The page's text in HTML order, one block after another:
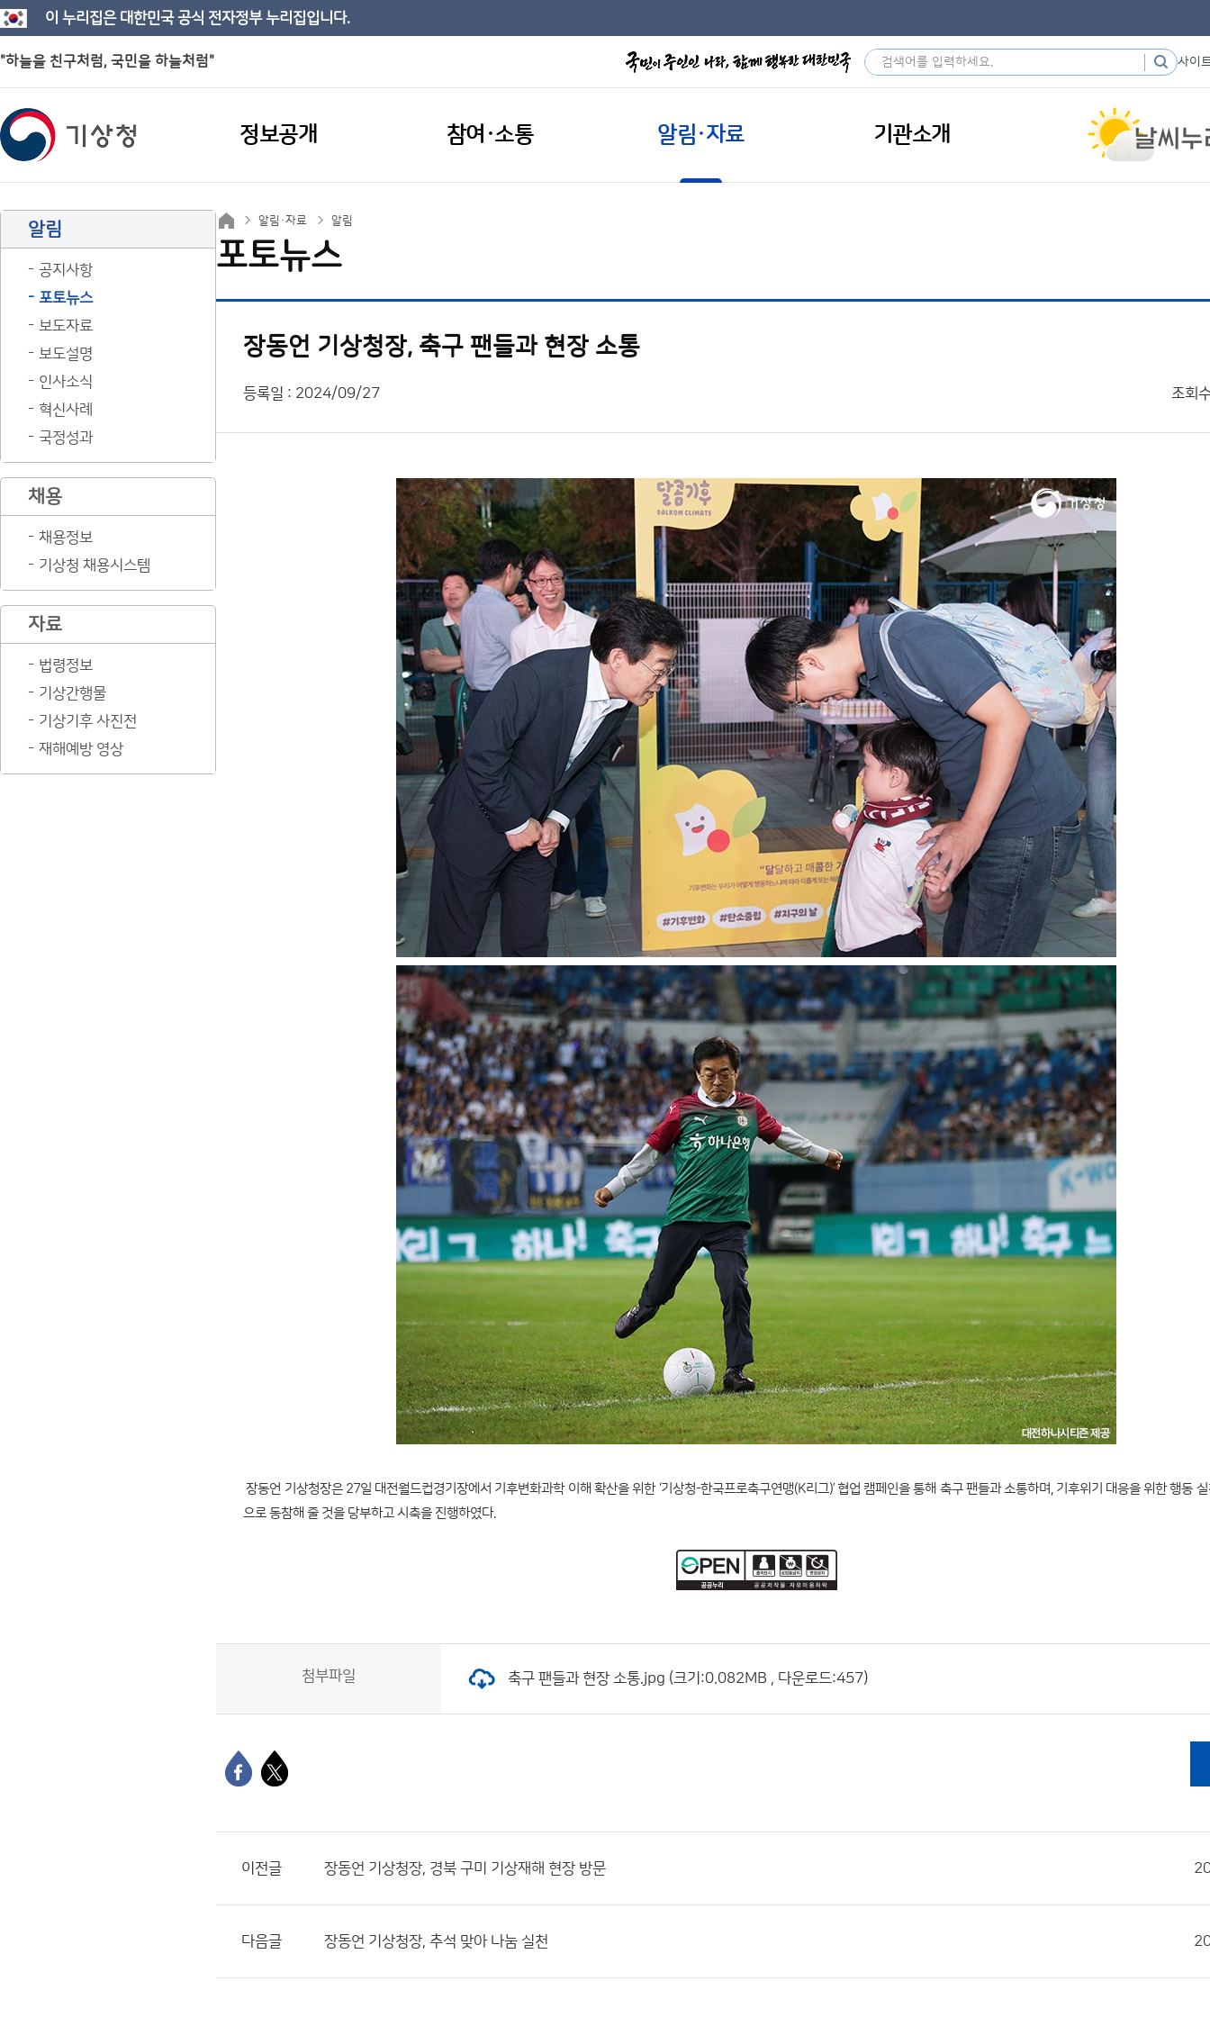
이 누리집은 대한민국 공식 전자정부 누리집입니다.
"하늘을 친구처럼, 국민을 하늘처럼" 사이
정보공개 참여·소통 알림·자료 기관소개
알림
공지사항
포토뉴스
보도자료
보도설명
인사소식
혁신사례
국정성과
채용
채용정보
기상청 채용시스템
자료
법령정보
기상간행물
기상기후 사진전
재해예방 영상
알림·자료 알림
포토뉴스
장동언 기상청장, 축구 팬들과 현장 소통
등록일 : 2024/09/27 조회
장동언 기상청장은 27일 대전월드컵경기장에서 기후변화과학 이해 확산을 위한 ‘기상청-한국프로축구연맹(K리그)’ 협업 캠페인을 통해 축구 팬들과 소통하며, 기후위기 대응을 위한 행동
으로 동참해 줄 것을 당부하고 시축을 진행하였다.
첨부파일 축구 팬들과 현장 소통.jpg (크기:0.082MB , 다운로드:457)
이전글 장동언 기상청장, 경북 구미 기상재해 현장 방문
다음글 장동언 기상청장, 추석 맞아 나눔 실천